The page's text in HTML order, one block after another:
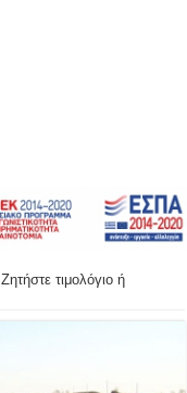
Ζητήστε τιμολόγιο ή